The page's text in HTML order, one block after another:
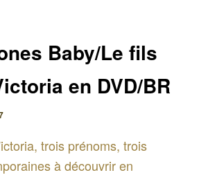
Baby/Le fils
en DVD/BR
trois prénoms, trois
à découvrir en